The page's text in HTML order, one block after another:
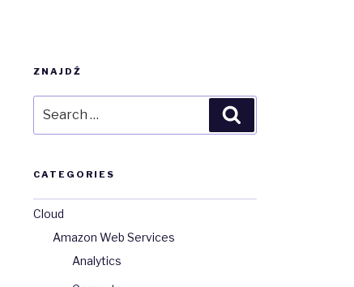
ZNAJDŹ
for:
CATEGORIES
Cloud
Amazon Web Services
Analytics